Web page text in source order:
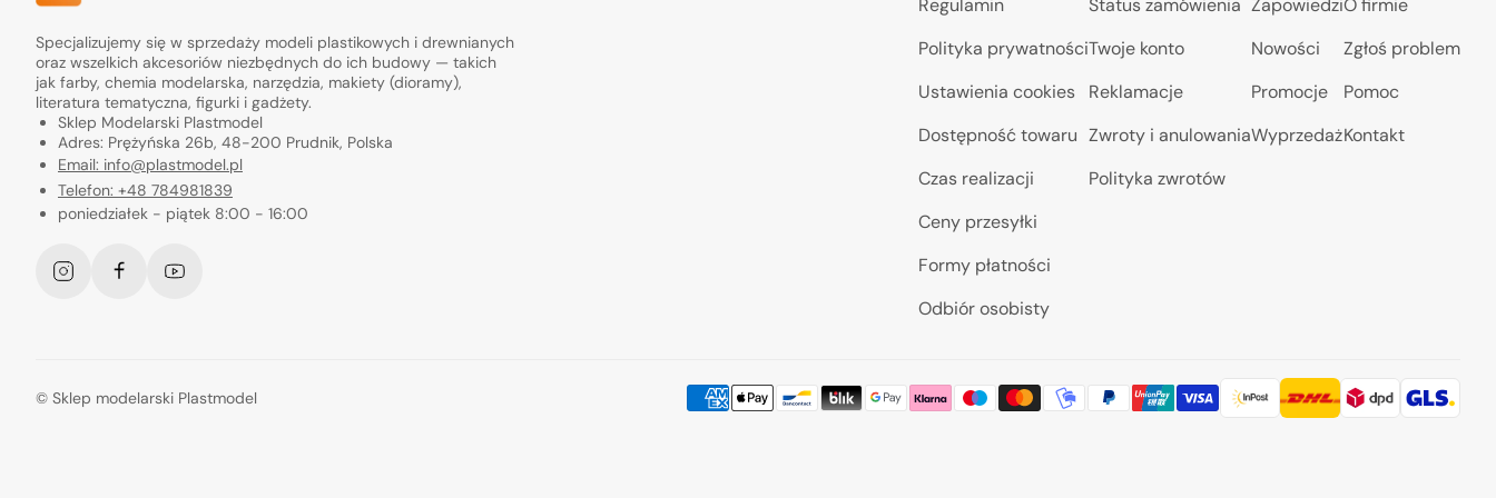
Specjalizujemy się w sprzedaży modeli plastikowych i drewnianych
oraz wszelkich akcesoriów niezbędnych do ich budowy — takich
jak farby, chemia modelarska, narzędzia, makiety (dioramy),
literatura tematyczna, figurki i gadżety.
Sklep Modelarski Plastmodel
Adres: Prężyńska 26b, 48-200 Prudnik, Polska
Email: info@plastmodel.pl
Telefon: +48 784981839
poniedziałek - piątek 8:00 - 16:00
InstagramFacebookYouTube
Regulamin
Polityka prywatności
Ustawienia cookies
Dostępność towaru
Czas realizacji
Ceny przesyłki
Formy płatności
Odbiór osobisty
Status zamówienia
Twoje konto
Reklamacje
Zwroty i anulowania
Polityka zwrotów
Zapowiedzi
Nowości
Promocje
Wyprzedaż
O firmie
Zgłoś problem
Pomoc
Kontakt
© Sklep modelarski Plastmodel